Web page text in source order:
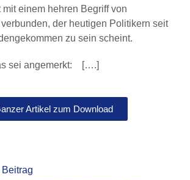
einem hehren Begriff von
der heutigen Politikern seit
zu sein scheint.
sei angemerkt: [….]
Artikel zum Download